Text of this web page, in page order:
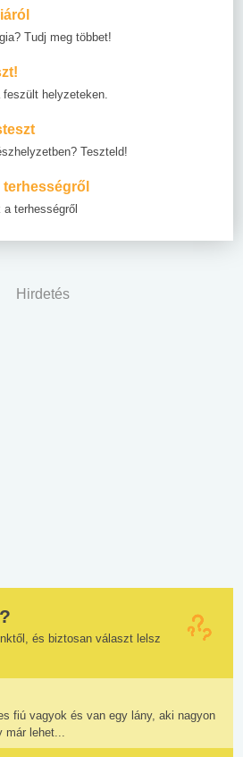
Tudj meg többet!
helyzeteken.
Teszteld!
terhességről
Hirdetés
és biztosan választ lelsz
fiú vagyok és van egy lány, aki nagyon
már lehet...